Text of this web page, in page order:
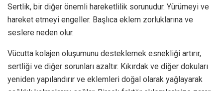
Sertlik, bir diğer önemli hareketlilik sorunudur. Yürümeyi ve
hareket etmeyi engeller. Başlıca eklem zorluklarına ve
seslere neden olur.
Vücutta kolajen oluşumunu desteklemek esnekliği artırır,
sertliği ve diğer sorunları azaltır. Kıkırdak ve diğer dokuları
yeniden yapılandırır ve eklemleri doğal olarak yağlayarak